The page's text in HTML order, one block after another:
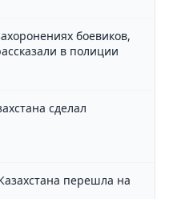
боевиков,
в полиции
сделал
перешла на